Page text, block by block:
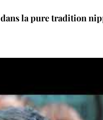
la pure tradition